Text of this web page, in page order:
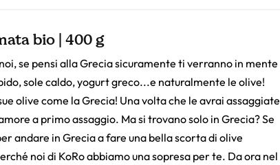
bio | 400 g
se pensi alla Grecia sicuramente ti verranno in mente
sole caldo, yogurt greco...e naturalmente le olive!
olive come la Grecia! Una volta che le avrai assaggiate
a primo assaggio. Ma si trovano solo in Grecia? Se
andare in Grecia a fare una bella scorta di olive
noi di KoRo abbiamo una sopresa per te. Da ora nel